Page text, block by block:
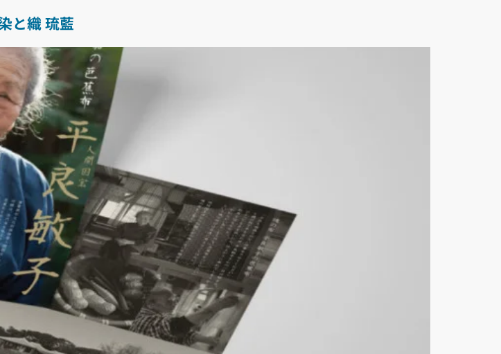
と織 琉藍